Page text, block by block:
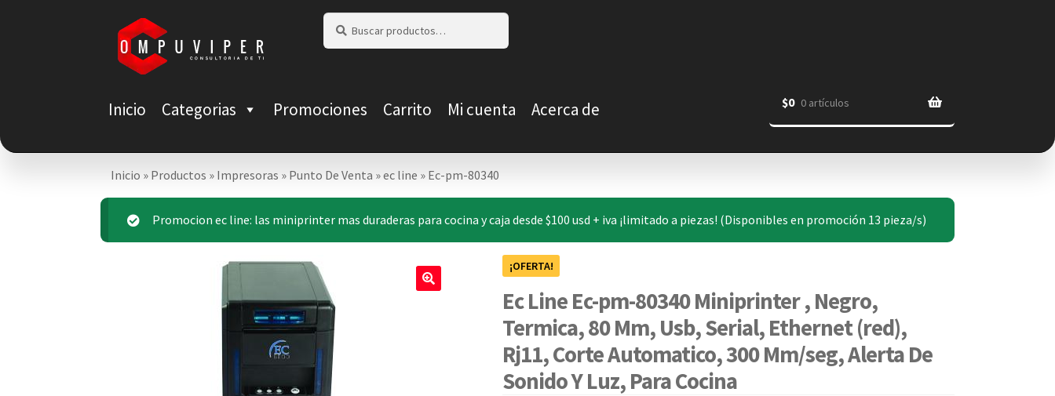
Saltar
navegación
contenido
Buscar
por:
Buscar
Inicio Categorias Promociones Carrito Mi cuenta Acerca de $0 0 artículos
Inicio » Productos » Impresoras » Punto De Venta »ec line » Ec-pm-80340
Promocion ec line: las miniprinter mas duraderas para cocina y caja desde $100 usd + iva ¡limitado a piezas! (Disponibles en promoción 13 pieza/s)
¡OFERTA!
Ec Line Ec-pm-80340 Miniprinter , Negro,
Termica, 80 Mm, Usb, Serial, Ethernet (red),
Rj11, Corte Automatico, 300 Mm/seg, Alerta De
Sonido Y Luz, Para Cocina